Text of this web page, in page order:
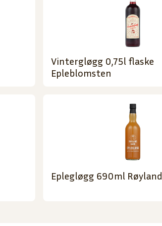
Vintergløgg 0,75l flaske
Epleblomsten
Eplegløgg 690ml Røyland